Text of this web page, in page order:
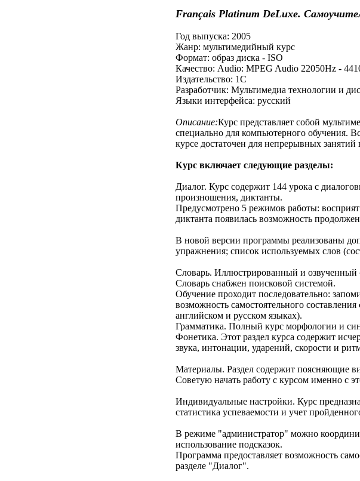
Français Platinum DeLuxe.
Год выпуска: 2005
Жанр: мультимедийный курс
Формат: образ диска - ISO
Качество: Audio: MPEG Audio 22050Hz -
Издательство: 1С
Разработчик: Мультимедиа технологии и
Языки интерфейса: русский
Описание:Курс представляет собой
специально для компьютерного обучения.
курсе достаточен для непрерывных
Курс включает следующие разделы:
Диалог. Курс содержит 144 урока с
произношения, диктанты.
Предусмотрено 5 режимов работы:
диктанта появилась возможность
В новой версии программы реализованы
упражнения; список используемых слов
Словарь. Иллюстрированный и озвученный
Словарь снабжен поисковой системой.
Обучение проходит последовательно:
возможность самостоятельного
английском и русском языках).
Грамматика. Полный курс морфологии и
Фонетика. Этот раздел курса содержит
звука, интонации, ударений, скорости и
Материалы. Раздел содержит поясняющие
Советую начать работу с курсом именно с
Индивидуальные настройки. Курс
статистика успеваемости и учет
В режиме "администратор" можно
использование подсказок.
Программа предоставляет возможность
разделе "Диалог".